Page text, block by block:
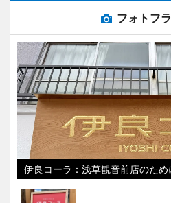
フォトフ
伊良コーラ：浅草観音前店のため